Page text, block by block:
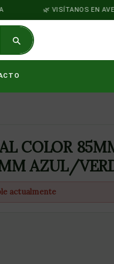
VISÍTANOS EN
COLOR
AZUL/
actualmente